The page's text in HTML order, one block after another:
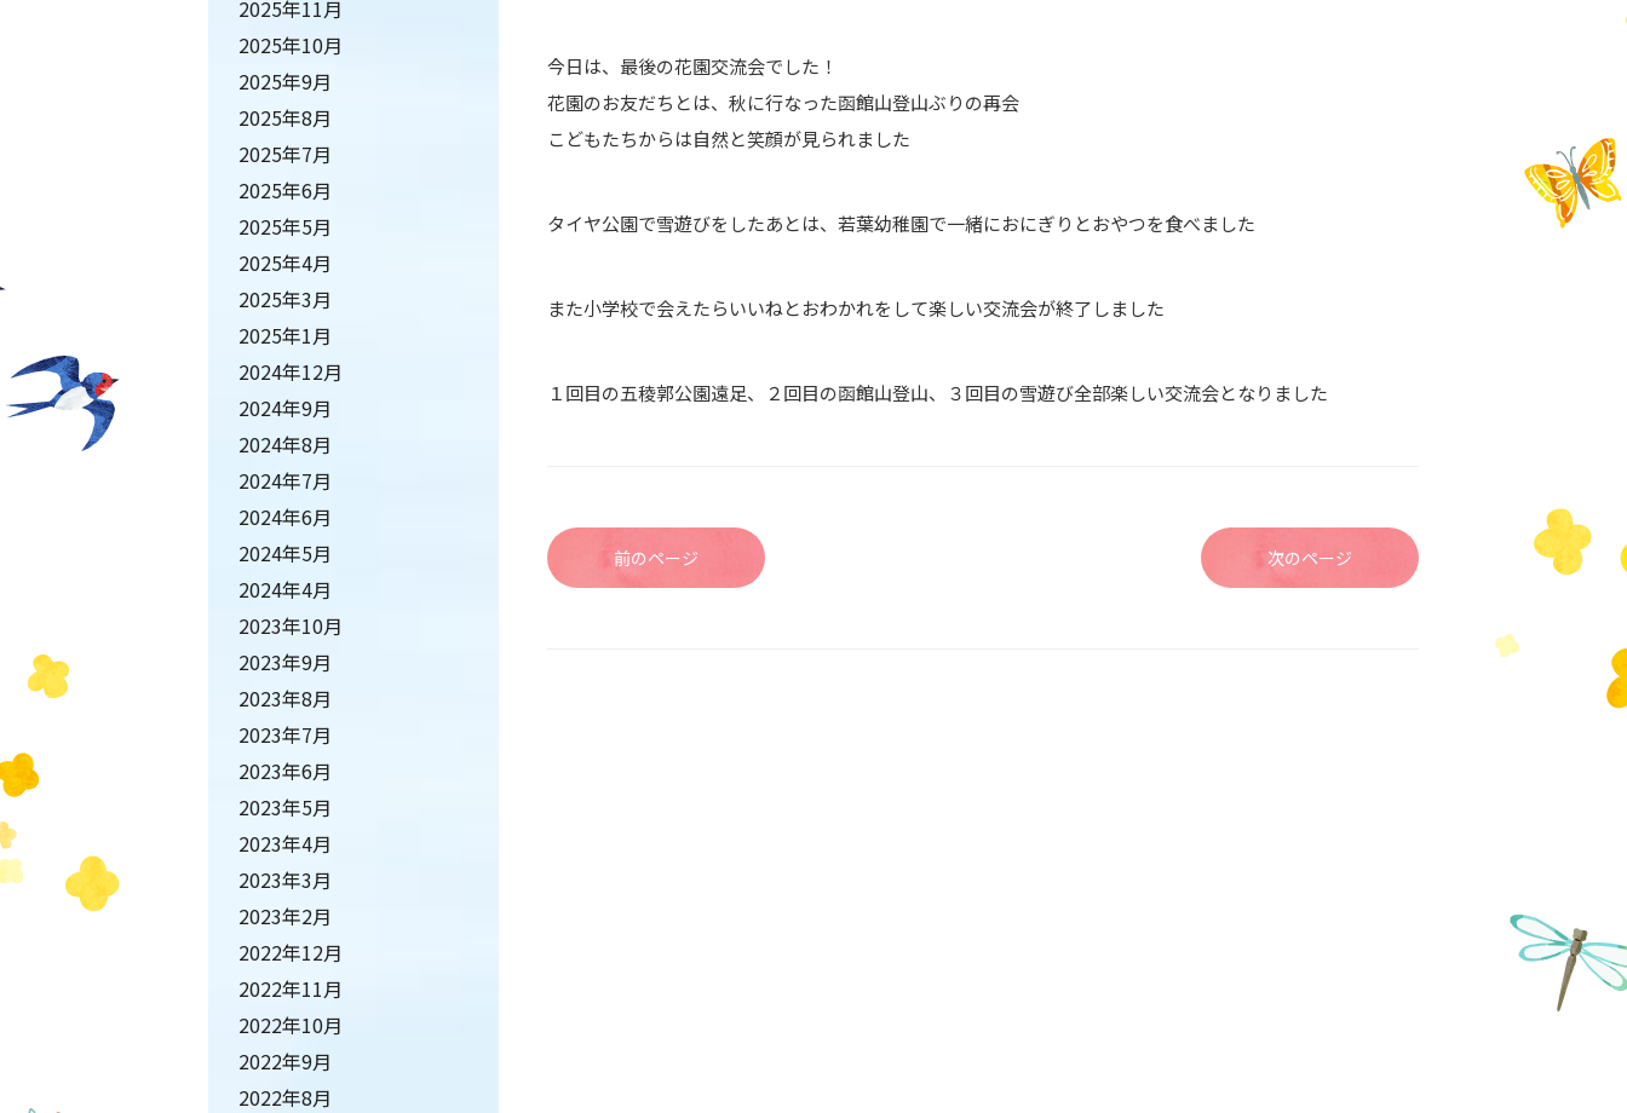
今日は、最後の花園交流会でした！
花園のお友だちとは、秋に行なった函館山登山ぶりの再会
こどもたちからは自然と笑顔が見られました
タイヤ公園で雪遊びをしたあとは、若葉幼稚園で一緒におにぎりとおやつを食べました
また小学校で会えたらいいねとおわかれをして楽しい交流会が終了しました
１回目の五稜郭公園遠足、２回目の函館山登山、３回目の雪遊び全部楽しい交流会となりました
前のページ 次のページ
2025年11月
2025年10月
2025年9月
2025年8月
2025年7月
2025年6月
2025年5月
2025年4月
2025年3月
2025年1月
2024年12月
2024年9月
2024年8月
2024年7月
2024年6月
2024年5月
2024年4月
2023年10月
2023年9月
2023年8月
2023年7月
2023年6月
2023年5月
2023年4月
2023年3月
2023年2月
2022年12月
2022年11月
2022年10月
2022年9月
2022年8月